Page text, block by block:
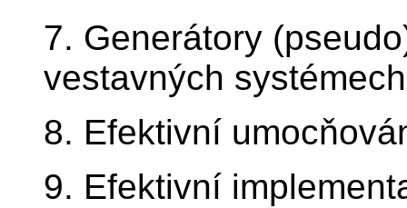
7. Generátory
vestavných
8. Efektivní
9. Efektivní